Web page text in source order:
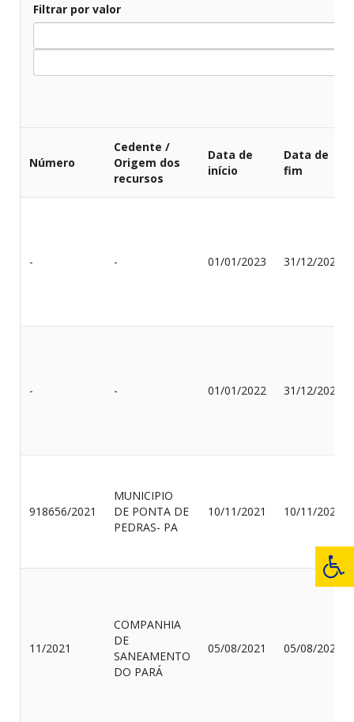
Filtrar por valor
Número
Cedente /
Origem dos
recursos
Data de
início
Data de
fim
- - 01/01/2023 31/12/2023
- - 01/01/2022 31/12/2022
918656/2021
MUNICIPIO
DE PONTA DE
PEDRAS- PA
10/11/2021 10/11/2022
11/2021
COMPANHIA
DE
SANEAMENTO
DO PARÁ
05/08/2021 05/08/2022